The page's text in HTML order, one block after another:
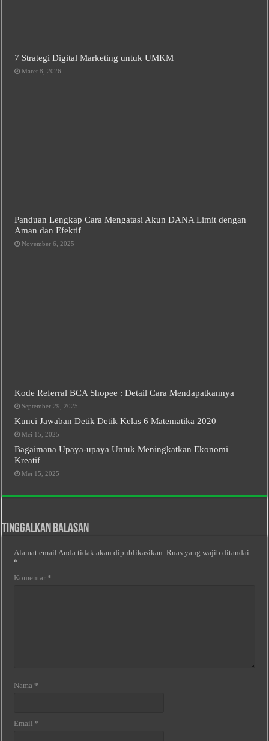
7 Strategi Digital Marketing untuk UMKM
Maret 8, 2026
Panduan Lengkap Cara Mengatasi Akun DANA Limit dengan
Aman dan Efektif
November 6, 2025
Kode Referral BCA Shopee : Detail Cara Mendapatkannya
September 29, 2025
Kunci Jawaban Detik Detik Kelas 6 Matematika 2020
Mei 15, 2025
Bagaimana Upaya-upaya Untuk Meningkatkan Ekonomi
Kreatif
Mei 15, 2025
Tinggalkan Balasan
Alamat email Anda tidak akan dipublikasikan. Ruas yang wajib ditandai
*
Komentar *
Nama *
Email *